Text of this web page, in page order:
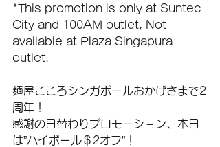
*This promotion is only at Suntec
City and 100AM outlet, Not
available at Plaza Singapura
outlet.
麺屋こころシンガポールおかげさまで2
周年！
感謝の日替わりプロモーション、本日
は”ハイボール＄2オフ”！